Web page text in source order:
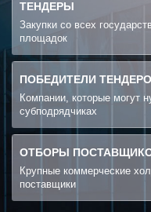
ТЕНДЕРЫ
Закупки со всех
площадок
ПОБЕДИТЕЛИ
Компании, которые могут
субподрядчиках
ОТБОРЫ
Крупные коммерческие
поставщики